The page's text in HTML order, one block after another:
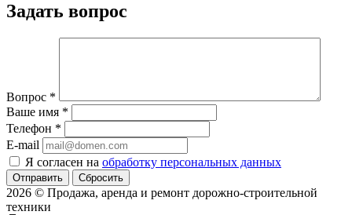
Задать вопрос
Вопрос *
Ваше имя *
Телефон *
E-mail
Я согласен на обработку персональных данных
Сбросить
2026 © Продажа, аренда и ремонт дорожно-строительной
техники